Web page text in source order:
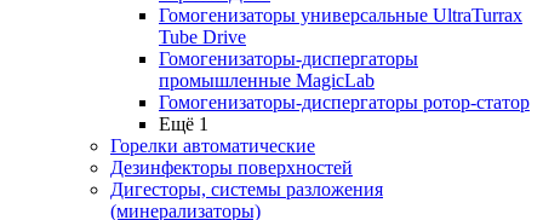
Гомогенизаторы универсальные UltraTurrax
Tube Drive
Гомогенизаторы-диспергаторы
промышленные MagicLab
Гомогенизаторы-диспергаторы ротор-статор
Ещё 1
Горелки автоматические
Дезинфекторы поверхностей
Дигесторы, системы разложения
(минерализаторы)